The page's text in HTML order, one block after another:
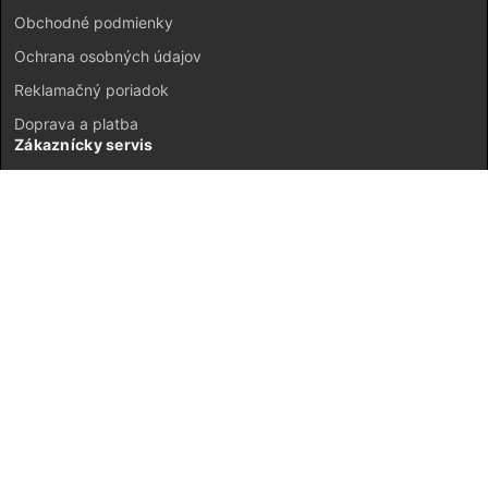
Obchodné podmienky
Ochrana osobných údajov
Reklamačný poriadok
Doprava a platba
Zákaznícky servis